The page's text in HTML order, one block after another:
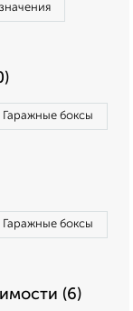
Гаражные боксы
Гаражные боксы
(6)